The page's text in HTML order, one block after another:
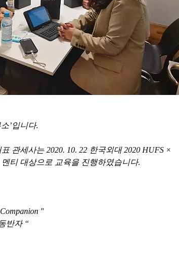
’입니다.
관세사는 2020. 10. 22 한국외대 2020 HUFS ×
티 대상으로 교육을 진행하였습니다.
"
반자 “